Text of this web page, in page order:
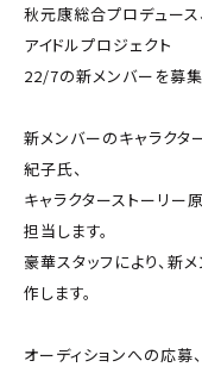
秋元康総合プロデュー
アイドルプロジェクト
22/7の新メンバーを募集
新メンバーのキャラクタ
紀子氏、
キャラクターストーリー
担当します。
豪華スタッフにより、新
作します。
オーディションへの応募